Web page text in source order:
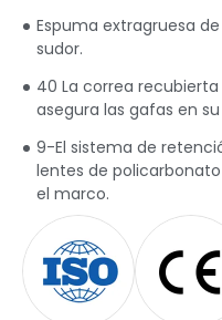
Espuma extragruesa
sudor.
40 La correa
asegura las gafas en
9-El sistema de
lentes de
el marco.